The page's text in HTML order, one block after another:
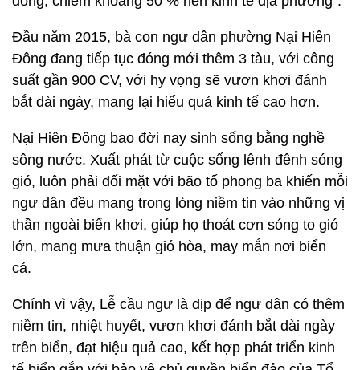
Đầu năm 2015, bà con ngư dân phường Nại Hiên
Đông đang tiếp tục đóng mới thêm 3 tàu, với công
suất gần 900 CV, với hy vọng sẽ vươn khơi đánh
bắt dài ngày, mang lại hiểu quả kinh tế cao hơn.
Nại Hiên Đông bao đời nay sinh sống bằng nghề
sông nước. Xuất phát từ cuộc sống lênh đênh sóng
gió, luôn phải đối mặt với bão tố phong ba khiến mỗi
ngư dân đều mang trong lòng niềm tin vào những vị
thần ngoài biển khơi, giúp họ thoát cơn sóng to gió
lớn, mang mưa thuận gió hòa, may mắn nơi biển
cả.
Chính vì vậy, Lễ cầu ngư là dịp để ngư dân có thêm
niềm tin, nhiệt huyết, vươn khơi đánh bắt dài ngày
trên biển, đạt hiệu quả cao, kết hợp phát triển kinh